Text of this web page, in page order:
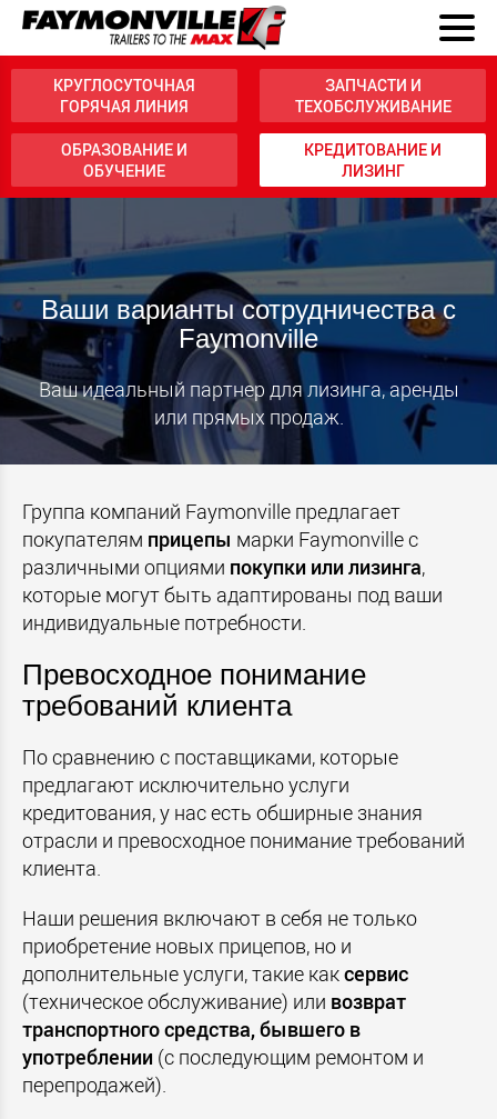
КРУГЛОСУТОЧНАЯ
ГОРЯЧАЯ ЛИНИЯ
ЗАПЧАСТИ И
ТЕХОБСЛУЖИВАНИЕ
ОБРАЗОВАНИЕ И
ОБУЧЕНИЕ
КРЕДИТОВАНИЕ И
ЛИЗИНГ
Ваши варианты сотрудничества с
Faymonville
Ваш идеальный партнер для лизинга, аренды
или прямых продаж.
Группа компаний Faymonville предлагает
покупателям прицепы марки Faymonville с
различными опциями покупки или лизинга,
которые могут быть адаптированы под ваши
индивидуальные потребности.
Превосходное понимание
требований клиента
По сравнению с поставщиками, которые
предлагают исключительно услуги
кредитования, у нас есть обширные знания
отрасли и превосходное понимание требований
клиента.
Наши решения включают в себя не только
приобретение новых прицепов, но и
дополнительные услуги, такие каксервис
(техническое обслуживание) или возврат
транспортного средства, бывшего в
употреблении (с последующим ремонтом и
перепродажей).